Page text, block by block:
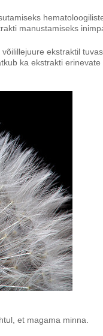
manustamiseks
ekstraktil
ka ekstrakti erinevate
et magama minna.